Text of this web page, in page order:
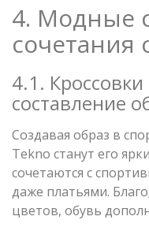
4. Модные
сочетания
4.1.
составление
Создавая образ в
Tekno станут его
сочетаются с
даже платьями.
цветов, обувь